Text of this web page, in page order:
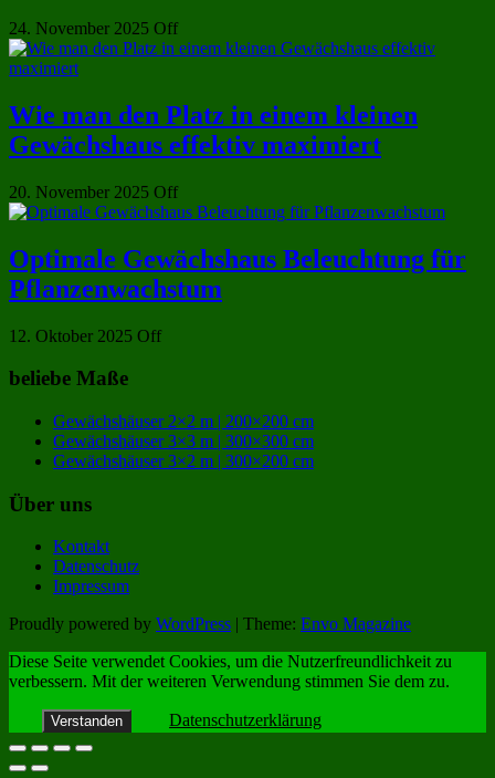
24. November 2025 Off
Wie man den Platz in einem kleinen
Gewächshaus effektiv maximiert
20. November 2025 Off
Optimale Gewächshaus Beleuchtung für
Pflanzenwachstum
12. Oktober 2025 Off
beliebe Maße
Gewächshäuser 2×2 m | 200×200 cm
Gewächshäuser 3×3 m | 300×300 cm
Gewächshäuser 3×2 m | 300×200 cm
Über uns
Kontakt
Datenschutz
Impressum
Proudly powered by WordPress | Theme: Envo Magazine
Diese Seite verwendet Cookies, um die Nutzerfreundlichkeit zu
verbessern. Mit der weiteren Verwendung stimmen Sie dem zu.
Verstanden Datenschutzerklärung